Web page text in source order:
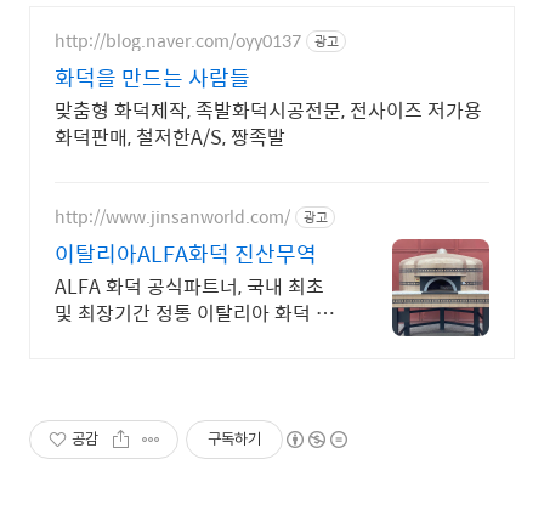
http://blog.naver.com/oyy0137 광고
화덕을 만드는 사람들
맞춤형 화덕제작, 족발화덕시공전문, 전사이즈 저가용
화덕판매, 철저한A/S, 짱족발
http://www.jinsanworld.com/ 광고
이탈리아ALFA화덕 진산무역
ALFA 화덕 공식파트너, 국내 최초
및 최장기간 정통 이탈리아 화덕 수
공감 구독하기